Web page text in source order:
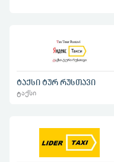
ტაქსი ტურ რუსთავი
ტაქსი